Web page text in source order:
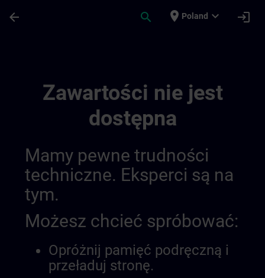
arrow_back search place Poland expand_more login
Zawartości nie jest
dostępna
Mamy pewne trudności
techniczne. Eksperci są na
tym.
Możesz chcieć spróbować:
Opróżnij pamięć podręczną i
przeładuj stronę.